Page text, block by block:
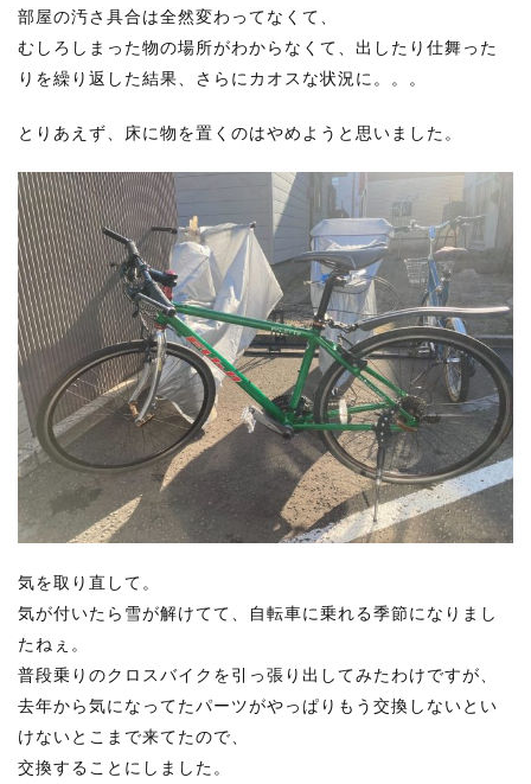
部屋の汚さ具合は全然変わってなくて、
むしろしまった物の場所がわからなくて、出したり仕舞った
りを繰り返した結果、さらにカオスな状況に。。。
とりあえず、床に物を置くのはやめようと思いました。
気を取り直して。
気が付いたら雪が解けてて、自転車に乗れる季節になりまし
たねぇ。
普段乗りのクロスバイクを引っ張り出してみたわけですが、
去年から気になってたパーツがやっぱりもう交換しないとい
けないとこまで来てたので、
交換することにしました。